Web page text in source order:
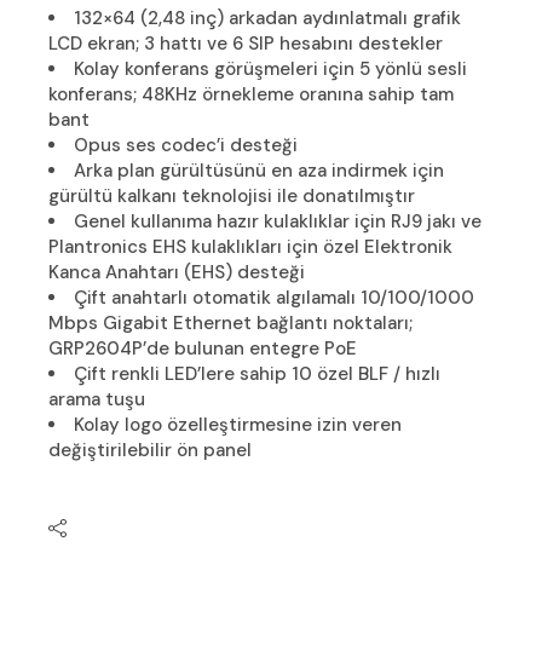
132×64 (2,48 inç) arkadan aydınlatmalı grafik
LCD ekran; 3 hattı ve 6 SIP hesabını destekler
Kolay konferans görüşmeleri için 5 yönlü sesli
konferans; 48KHz örnekleme oranına sahip tam
bant
Opus ses codec’i desteği
Arka plan gürültüsünü en aza indirmek için
gürültü kalkanı teknolojisi ile donatılmıştır
Genel kullanıma hazır kulaklıklar için RJ9 jakı ve
Plantronics EHS kulaklıkları için özel Elektronik
Kanca Anahtarı (EHS) desteği
Çift anahtarlı otomatik algılamalı 10/100/1000
Mbps Gigabit Ethernet bağlantı noktaları;
GRP2604P’de bulunan entegre PoE
Çift renkli LED’lere sahip 10 özel BLF / hızlı
arama tuşu
Kolay logo özelleştirmesine izin veren
değiştirilebilir ön panel